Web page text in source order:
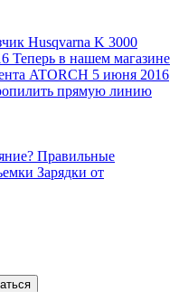
Husqvarna K 3000
Теперь в нашем магазине
ATORCH 5 июня 2016
прямую линию
Правильные
Зарядки от